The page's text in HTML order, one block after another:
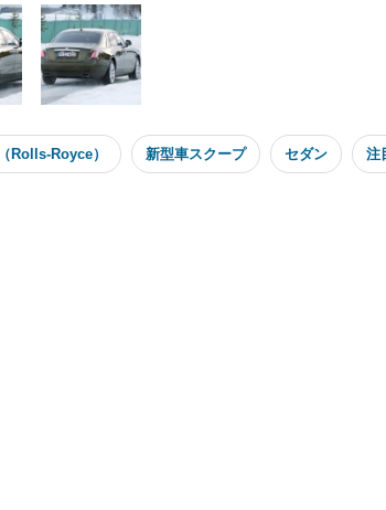
Rolls-Royce） 新型車スクープ セダン 注